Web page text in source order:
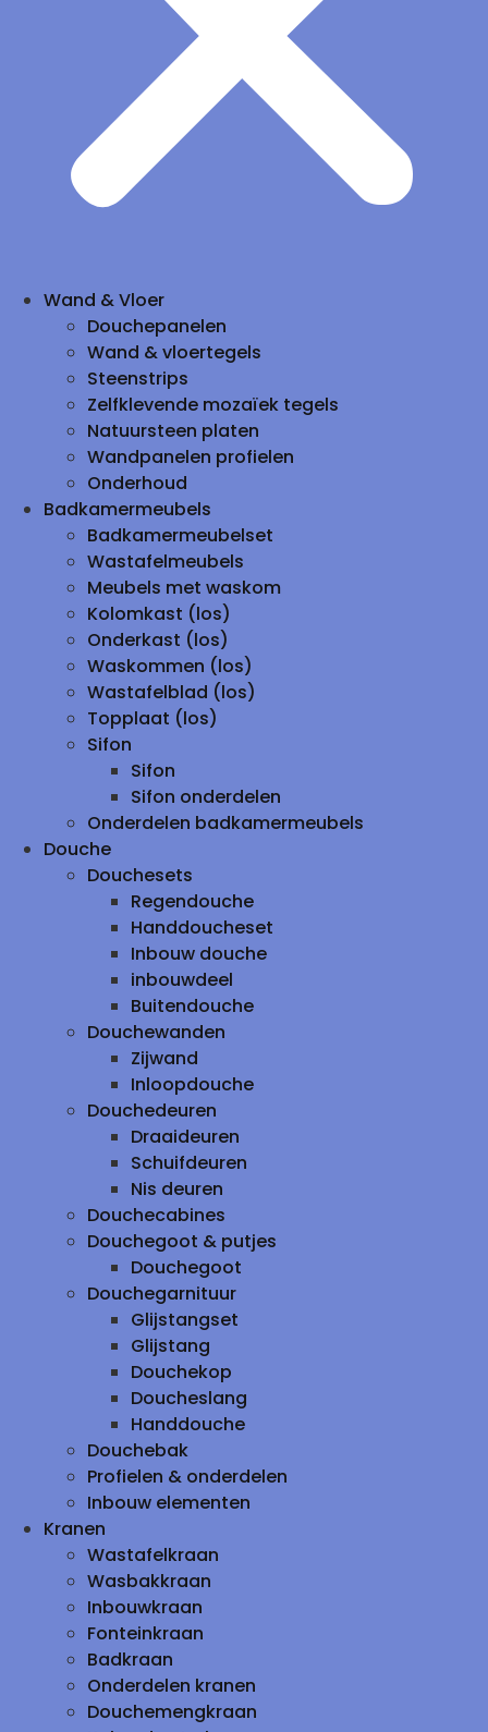
Wand & Vloer
Douchepanelen
Wand & vloertegels
Steenstrips
Zelfklevende mozaïek tegels
Natuursteen platen
Wandpanelen profielen
Onderhoud
Badkamermeubels
Badkamermeubelset
Wastafelmeubels
Meubels met waskom
Kolomkast (los)
Onderkast (los)
Waskommen (los)
Wastafelblad (los)
Topplaat (los)
Sifon
Sifon
Sifon onderdelen
Onderdelen badkamermeubels
Douche
Douchesets
Regendouche
Handdoucheset
Inbouw douche
inbouwdeel
Buitendouche
Douchewanden
Zijwand
Inloopdouche
Douchedeuren
Draaideuren
Schuifdeuren
Nis deuren
Douchecabines
Douchegoot & putjes
Douchegoot
Douchegarnituur
Glijstangset
Glijstang
Douchekop
Doucheslang
Handdouche
Douchebak
Profielen & onderdelen
Inbouw elementen
Kranen
Wastafelkraan
Wasbakkraan
Inbouwkraan
Fonteinkraan
Badkraan
Onderdelen kranen
Douchemengkraan